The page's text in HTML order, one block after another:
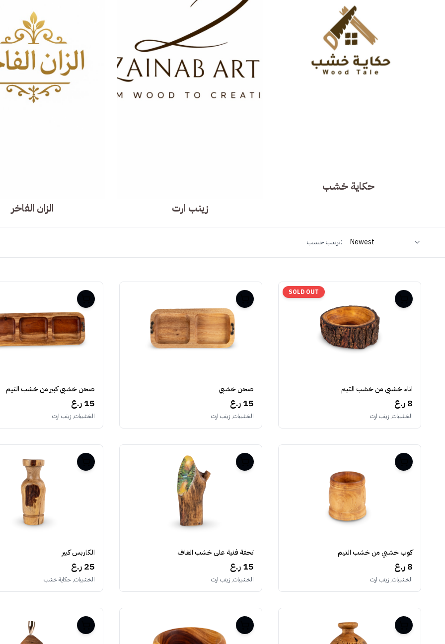
حكاية خشب
زينب ارت
الزان الفاخر
ترتيب حسب:
SOLD OUT
اناء خشبي من خشب التيم
8 ر.ع
الخشبيات, زينب ارت
صحن خشبي
15 ر.ع
الخشبيات, زينب ارت
صحن خشبي كبير من خشب التيم
15 ر.ع
الخشبيات, زينب ارت
كوب خشبي من خشب التيم
8 ر.ع
الخشبيات, زينب ارت
تحفة فنية على خشب الغاف
15 ر.ع
الخشبيات, زينب ارت
الكاربس كبير
25 ر.ع
الخشبيات, حكاية خشب